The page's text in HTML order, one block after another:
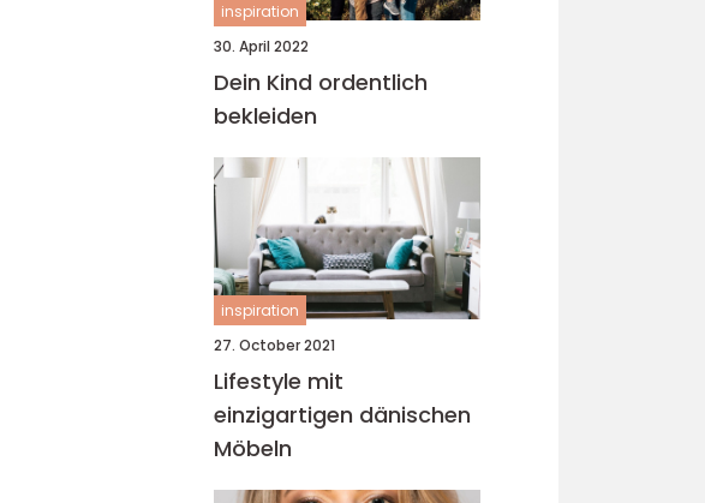
inspiration
30. April 2022
Dein Kind ordentlich
bekleiden
inspiration
27. October 2021
Lifestyle mit
einzigartigen dänischen
Möbeln